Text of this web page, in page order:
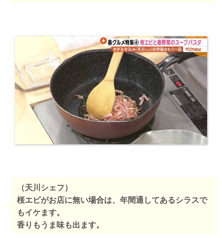
（天川シェフ）
桜エビがお店に無い場合は、年間通してあるシラスで
もイケます。
香りもうま味も出ます。